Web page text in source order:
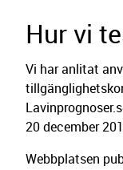
Hur vi
Vi har anlitat
20 december
Webbplatsen